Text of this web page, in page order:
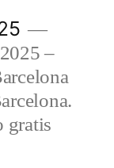
–
gratis